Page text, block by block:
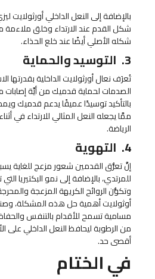
بالإضافة إلى النعل الداخلي أورثولايت
شكل القدم عند الارتداء وخلق ملاءمة
شكله الأصلي أيضًا عند خلع الحذاء.
3. التوسيد والحماية
تُعرَف نعال أورثولايت الداخلية بقدرتها
الصدمات لحماية قدميك من أيَّة
بالتأكيد توسيدًا عميقًا يدعم قدميك
ممَّا يجعله النعل المثالي للارتداء في
الرياضة.
4. التهوية
إنَّ تعرُّق القدمين شعور مزعج للغاية
للمرتدي، بالإضافة إلى نمو البكتيريا
وتكوُّن الروائح الكريهة المزعجة
أوثولايت أهمية حل هذه المشكلة،
مسامية تسمح للأقدام بالتنفس والحفاظ
من الرطوبة ليحافظ النعل الداخلي على
أقصى حد.
في الختام